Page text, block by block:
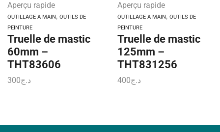
Aperçu rapide
OUTILLAGE A MAIN , OUTILS DE
PEINTURE
Truelle de mastic
60mm –
THT83606
د.ج300
Aperçu rapide
OUTILLAGE A MAIN , OUTILS DE
PEINTURE
Truelle de mastic
125mm –
THT831256
د.ج400